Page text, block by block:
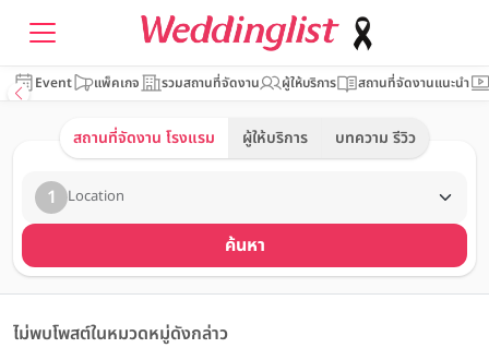
Event แพ็คเกจ รวมสถานที่จัดงาน ผู้ให้บริการ สถานที่จัดงานแนะนำ
สถานที่จัดงาน โรงแรม ผู้ให้บริการ บทความ รีวิว
1 Location
ค้นหา
ไม่พบโพสต์ในหมวดหมู่ดังกล่าว